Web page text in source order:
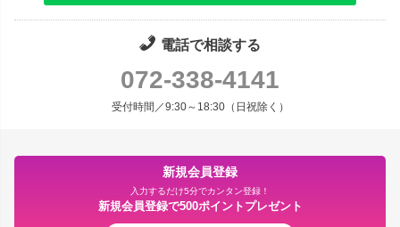
電話で相談する
072-338-4141
受付時間／9:30～18:30（日祝除く）
新規会員登録
入力するだけ5分でカンタン登録！
新規会員登録で500ポイントプレゼント